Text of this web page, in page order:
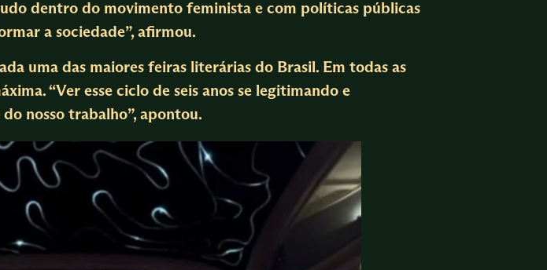
dentro do movimento feminista e com políticas públicas
a sociedade”, afirmou.
uma das maiores feiras literárias do Brasil. Em todas as
“Ver esse ciclo de seis anos se legitimando e
nosso trabalho”, apontou.